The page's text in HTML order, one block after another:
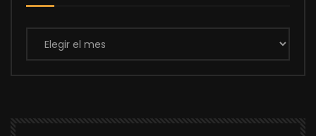
Archivos